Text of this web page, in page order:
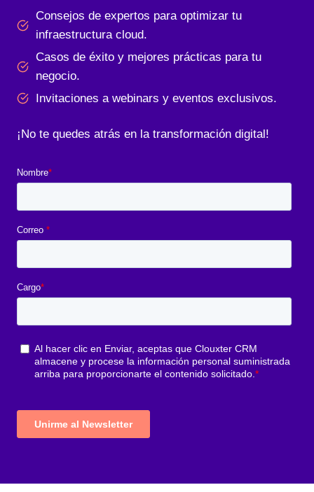
Consejos de expertos para optimizar tu
infraestructura cloud.
Casos de éxito y mejores prácticas para tu
negocio.
Invitaciones a webinars y eventos exclusivos.
¡No te quedes atrás en la transformación digital!